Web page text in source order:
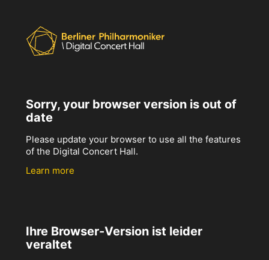
Sorry, your browser version is out of
date
Please update your browser to use all the features
of the Digital Concert Hall.
Learn more
Ihre Browser-Version ist leider
veraltet